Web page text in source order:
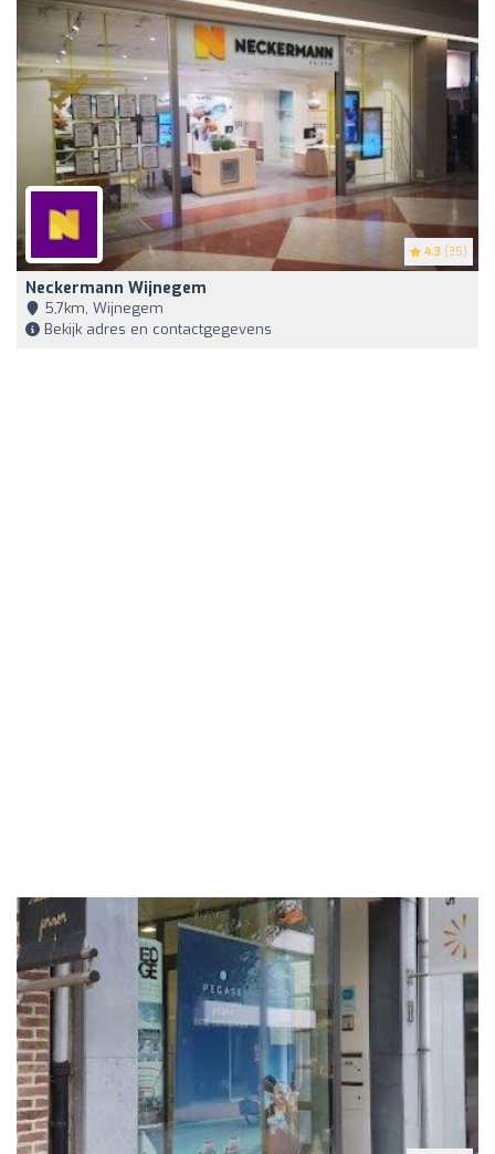
4.3 (35)
Neckermann Wijnegem
5,7km, Wijnegem
Bekijk adres en contactgegevens